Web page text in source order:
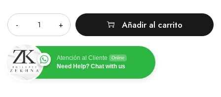
Añadir al carrito
Atención al Cliente Online
Need Help? Chat with us